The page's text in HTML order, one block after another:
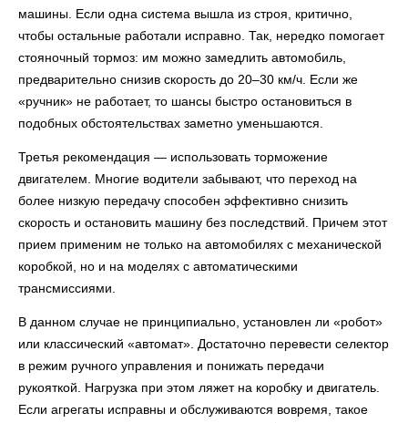
машины. Если одна система вышла из строя, критично,
чтобы остальные работали исправно. Так, нередко помогает
стояночный тормоз: им можно замедлить автомобиль,
предварительно снизив скорость до 20–30 км/ч. Если же
«ручник» не работает, то шансы быстро остановиться в
подобных обстоятельствах заметно уменьшаются.
Третья рекомендация — использовать торможение
двигателем. Многие водители забывают, что переход на
более низкую передачу способен эффективно снизить
скорость и остановить машину без последствий. Причем этот
прием применим не только на автомобилях с механической
коробкой, но и на моделях с автоматическими
трансмиссиями.
В данном случае не принципиально, установлен ли «робот»
или классический «автомат». Достаточно перевести селектор
в режим ручного управления и понижать передачи
рукояткой. Нагрузка при этом ляжет на коробку и двигатель.
Если агрегаты исправны и обслуживаются вовремя, такое